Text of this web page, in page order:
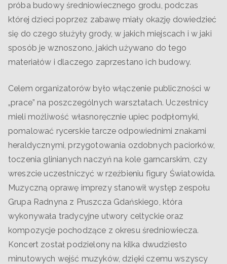
próba budowy średniowiecznego grodu, podczas
której dzieci poprzez zabawę miały okazję dowiedzieć
się do czego służyły grody, w jakich miejscach i w jaki
sposób je wznoszono, jakich używano do tego
materiałów i dlaczego zaprzestano ich budowy.
Celem organizatorów było włączenie publiczności w
„prace” na poszczególnych warsztatach. Uczestnicy
mieli możliwość własnoręcznie upiec podpłomyki,
pomalować rycerskie tarcze odpowiednimi znakami
heraldycznymi, przygotowania ozdobnych paciorków,
toczenia glinianych naczyń na kole garncarskim, czy
wreszcie uczestniczyć w rzeźbieniu figury Światowida.
Muzyczną oprawę imprezy stanowił występ zespołu
Grupa Radnyna z Pruszcza Gdańskiego, która
wykonywała tradycyjne utwory celtyckie oraz
kompozycje pochodzące z okresu średniowiecza.
Koncert został podzielony na kilka dwudziesto
minutowych wejść muzyków, dzięki czemu wszyscy